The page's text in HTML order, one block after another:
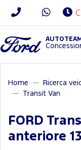
AUTOTEAM
Home Ricerca
Transit Van
FORD
anteriore